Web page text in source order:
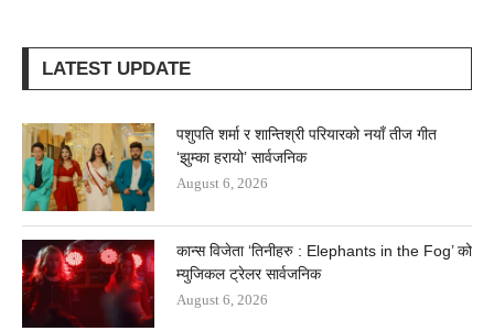
LATEST UPDATE
पशुपति शर्मा र शान्तिश्री परियारको नयाँ तीज गीत
‘झुम्का हरायो’ सार्वजनिक
August 6, 2026
कान्स विजेता ‘तिनीहरु : Elephants in the Fog’ को
म्युजिकल ट्रेलर सार्वजनिक
August 6, 2026